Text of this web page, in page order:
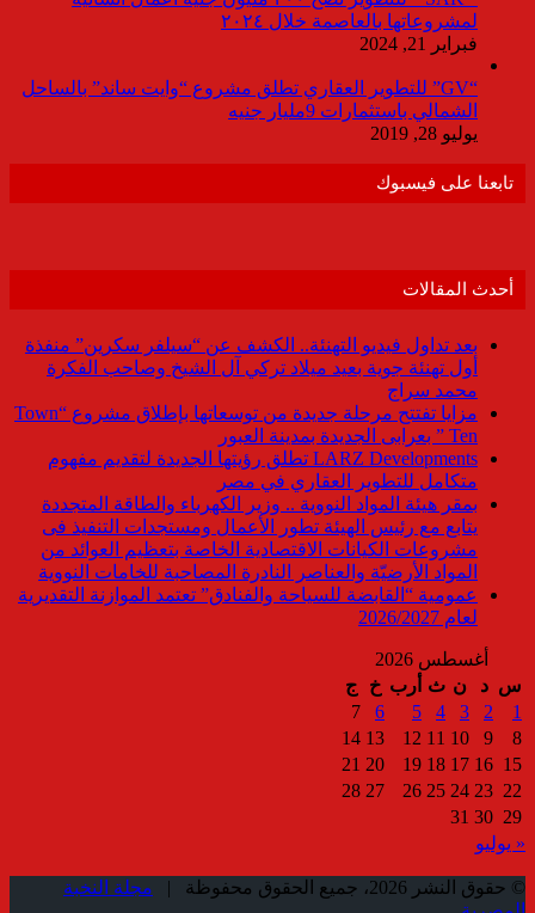
لمشروعاتها بالعاصمة خلال ٢٠٢٤
فبراير 21, 2024
“GV” للتطوير العقاري تطلق مشروع “وايت ساند” بالساحل
الشمالي باستثمارات 9مليار جنيه
يوليو 28, 2019
تابعنا على فيسبوك
أحدث المقالات
بعد تداول فيديو التهنئة.. الكشف عن “سيلفر سكرين” منفذة
أول تهنئة جوية بعيد ميلاد تركي آل الشيخ وصاحب الفكرة
محمد سراج
مزايا تفتتح مرحلة جديدة من توسعاتها بإطلاق مشروع “Town
Ten ” بعرابى الجديدة بمدينة العبور
LARZ Developments تطلق رؤيتها الجديدة لتقديم مفهوم
متكامل للتطوير العقاري في مصر
بمقر هيئة المواد النووية .. وزير الكهرباء والطاقة المتجددة
يتابع مع رئيس الهيئة تطور الأعمال ومستجدات التنفيذ فى
مشروعات الكيانات الاقتصادية الخاصة بتعظيم العوائد من
المواد الأرضيّة والعناصر النادرة المصاحبة للخامات النووية
عمومية “القابضة للسياحة والفنادق” تعتمد الموازنة التقديرية
لعام 2026/2027
أغسطس 2026
س د ن ث أرب خ
ج
1
2
3
4
5
6
7
8
9
10
11
12
13
14
15
16
17
18
19
20
21
22
23
24
25
26
27
28
29
30
31
« يوليو
© حقوق النشر 2026، جميع الحقوق محفوظة |
مجلة النخبة